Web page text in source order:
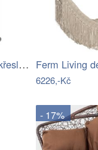
Závěsné houpací křeslo Nikes Blue
6226,-Kč
- 17%